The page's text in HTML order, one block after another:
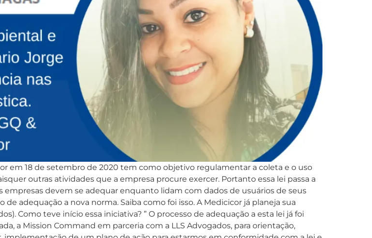
em 18 de setembro de 2020 tem como objetivo regulamentar a coleta e o uso
outras atividades que a empresa procure exercer. Portanto essa lei passa a
empresas devem se adequar enquanto lidam com dados de usuários de seus
adequação a nova norma. Saiba como foi isso. A Medicicor já planeja sua
Como teve início essa iniciativa? ” O processo de adequação a esta lei já foi
a Mission Command em parceria com a LLS Advogados, para orientação,